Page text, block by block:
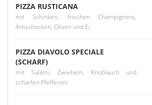
PIZZA RUSTICANA
mit Schinken, frischen Champignons,
Artischocken, Oliven und Ei
PIZZA DIAVOLO SPECIALE
(SCHARF)
mit Salami, Zwiebeln, Knoblauch und
scharfen Pfefferoni